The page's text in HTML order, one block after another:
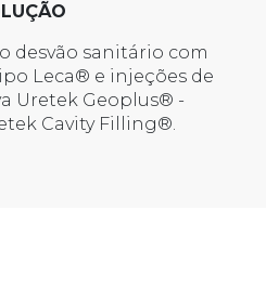
desvão sanitário com
Leca® e injeções de
Uretek Geoplus® -
Cavity Filling®.